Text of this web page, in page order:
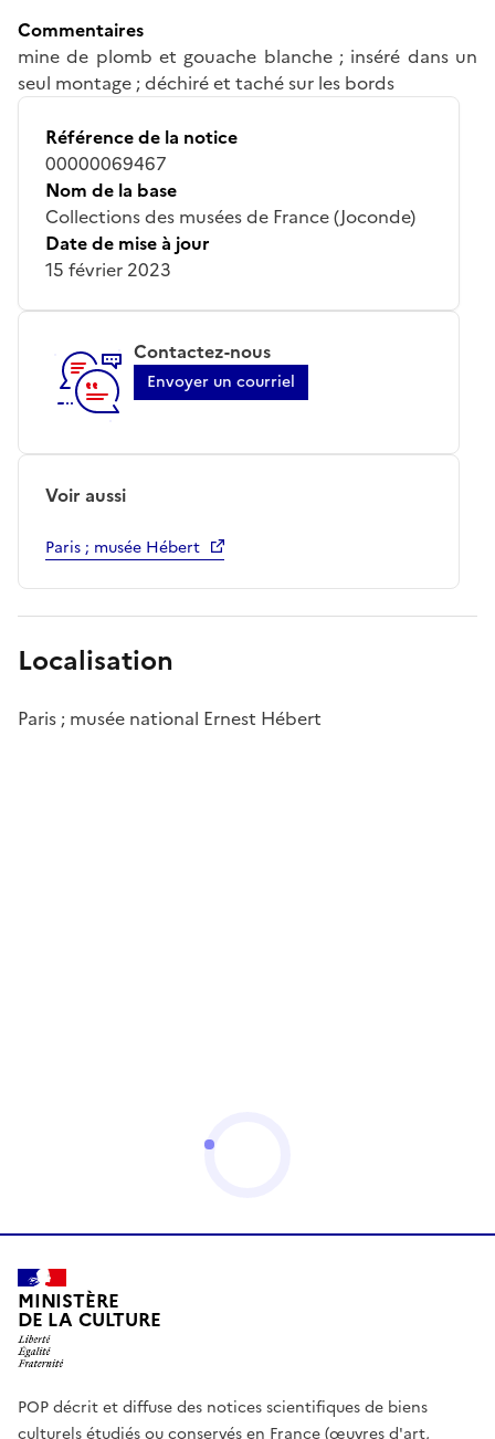
Commentaires
mine de plomb et gouache blanche ; inséré dans un
seul montage ; déchiré et taché sur les bords
Référence de la notice
00000069467
Nom de la base
Collections des musées de France (Joconde)
Date de mise à jour
15 février 2023
Contactez-nous
Envoyer un courriel
Voir aussi
Paris ; musée Hébert
Localisation
Paris ; musée national Ernest Hébert
MINISTÈRE
DE LA CULTURE
POP décrit et diffuse des notices scientifiques de biens
culturels étudiés ou conservés en France (œuvres d'art,